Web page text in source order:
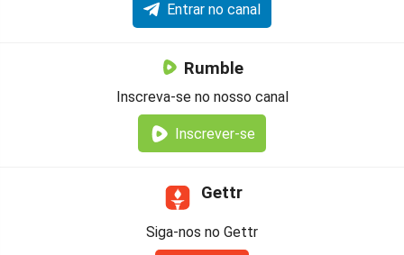
Entrar no canal
Rumble
Inscreva-se no nosso canal
Inscrever-se
Gettr
Siga-nos no Gettr